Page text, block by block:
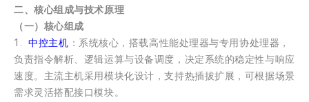
二、核心组成与技术原理
（一）核心组成
1.中控主机 ：系统核心，搭载高性能处理器与专用协处理器，
负责指令解析、逻辑运算与设备调度，决定系统的稳定性与响应
速度。主流主机采用模块化设计，支持热插拔扩展，可根据场景
需求灵活搭配接口模块。